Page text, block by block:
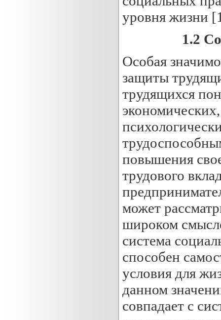
уровня жизни
1.2
Особая
защиты
трудящихся
повышения
трудового
может
широком
система
способен
условия для
данном
совпадает с